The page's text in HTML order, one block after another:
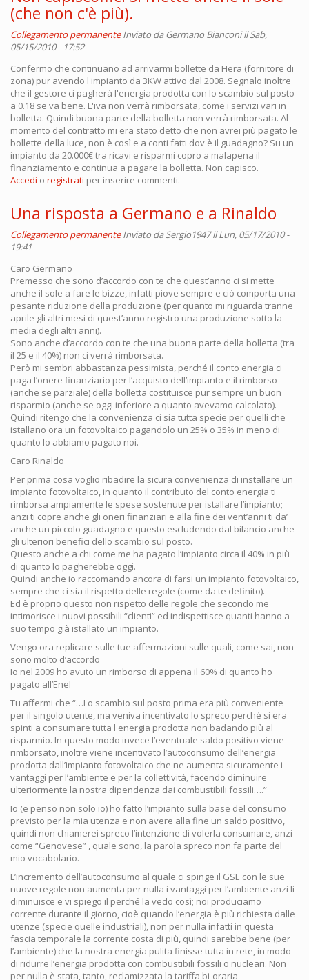
(che non c'è più).
Collegamento permanente Inviato daGermano Bianconiil Sab,
05/15/2010 - 17:52
Confermo che continuano ad arrivarmi bollette da Hera (fornitore di
zona) pur avendo l'impianto da 3KW attivo dal 2008. Segnalo inoltre
che il gestore ci pagherà l'energia prodotta con lo scambio sul posto
a 0.18 se va bene. L'iva non verrà rimborsata, come i servizi vari in
bolletta. Quindi buona parte della bolletta non verrà rimborsata. Al
momento del contratto mi era stato detto che non avrei più pagato le
bollette della luce, non è così e a conti fatti dov'è il guadagno? Su un
impianto da 20.000€ tra ricavi e risparmi copro a malapena il
finanziamento e continua a pagare la bolletta. Non capisco.
Accedi o registrati per inserire commenti.
Una risposta a Germano e a Rinaldo
Collegamento permanente Inviato da Sergio1947il Lun, 05/17/2010 -
19:41
Caro Germano
Premesso che sono d’accordo con te che quest’anno ci si mette
anche il sole a fare le bizze, infatti piove sempre e ciò comporta una
pesante riduzione della produzione (per quanto mi riguarda tranne
aprile gli altri mesi di quest’anno registro una produzione sotto la
media degli altri anni).
Sono anche d’accordo con te che una buona parte della bolletta (tra
il 25 e il 40%) non ci verrà rimborsata.
Però mi sembri abbastanza pessimista, perché il conto energia ci
paga l’onere finanziario per l’acquisto dell’impianto e il rimborso
(anche se parziale) della bolletta costituisce pur sempre un buon
risparmio (anche se oggi inferiore a quanto avevamo calcolato).
Quindi ritengo che la convenienza ci sia tutta specie per quelli che
istallano ora un fotovoltaico pagandolo un 25% o 35% in meno di
quanto lo abbiamo pagato noi.
Caro Rinaldo
Per prima cosa voglio ribadire la sicura convenienza di installare un
impianto fotovoltaico, in quanto il contributo del conto energia ti
rimborsa ampiamente le spese sostenute per istallare l’impianto;
anzi ti copre anche gli oneri finanziari e alla fine dei vent’anni ti da’
anche un piccolo guadagno e questo escludendo dal bilancio anche
gli ulteriori benefici dello scambio sul posto.
Questo anche a chi come me ha pagato l’impianto circa il 40% in più
di quanto lo pagherebbe oggi.
Quindi anche io raccomando ancora di farsi un impianto fotovoltaico,
sempre che ci sia il rispetto delle regole (come da te definito).
Ed è proprio questo non rispetto delle regole che secondo me
intimorisce i nuovi possibili “clienti” ed indispettisce quanti hanno a
suo tempo già istallato un impianto.
Vengo ora replicare sulle tue affermazioni sulle quali, come sai, non
sono molto d’accordo
Io nel 2009 ho avuto un rimborso di appena il 60% di quanto ho
pagato all’Enel
Tu affermi che “…Lo scambio sul posto prima era più conveniente
per il singolo utente, ma veniva incentivato lo spreco perché si era
spinti a consumare tutta l'energia prodotta non badando più al
risparmio. In questo modo invece l’eventuale saldo positivo viene
rimborsato, inoltre viene incentivato l’autoconsumo dell’energia
prodotta dall’impianto fotovoltaico che ne aumenta sicuramente i
vantaggi per l’ambiente e per la collettività, facendo diminuire
ulteriormente la nostra dipendenza dai combustibili fossili….”
Io (e penso non solo io) ho fatto l’impianto sulla base del consumo
previsto per la mia utenza e non avere alla fine un saldo positivo,
quindi non chiamerei spreco l’intenzione di volerla consumare, anzi
come “Genovese” , quale sono, la parola spreco non fa parte del
mio vocabolario.
L’incremento dell’autoconsumo al quale ci spinge il GSE con le sue
nuove regole non aumenta per nulla i vantaggi per l’ambiente anzi li
diminuisce e vi spiego il perché la vedo così; noi produciamo
corrente durante il giorno, cioè quando l’energia è più richiesta dalle
utenze (specie quelle industriali), non per nulla infatti in questa
fascia temporale la corrente costa di più, quindi sarebbe bene (per
l’ambiente) che la nostra energia pulita finisse tutta in rete, in modo
di ridurre l’energia prodotta con combustibili fossili o nucleari. Non
per nulla è stata, tanto, reclamizzata la tariffa bi-oraria